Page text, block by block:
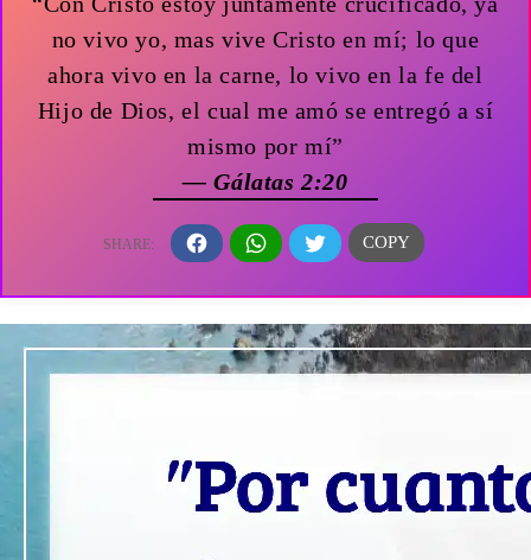
no vivo yo, mas vive Cristo en mí; lo que
ahora vivo en la carne, lo vivo en la fe del
Hijo de Dios, el cual me amó se entregó a sí
mismo por mí”
— Gálatas 2:20